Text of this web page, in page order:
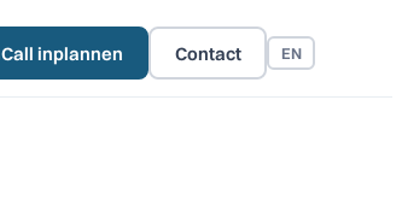
Call inplannen Contact EN